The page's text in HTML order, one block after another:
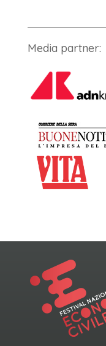
Media partner: